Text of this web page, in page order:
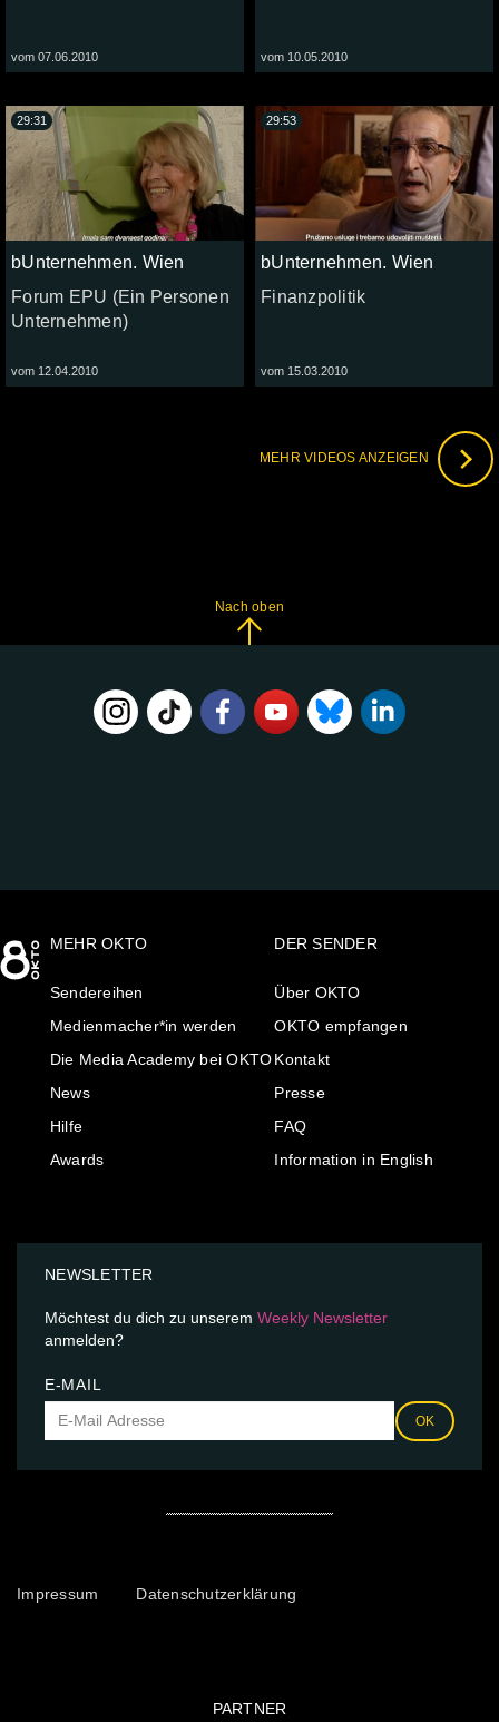
vom 07.06.2010 vom 10.05.2010
bUnternehmen. Wien
Forum EPU (Ein Personen
Unternehmen)
vom 12.04.2010
29:31
bUnternehmen. Wien
Finanzpolitik
vom 15.03.2010
29:53
MEHR VIDEOS ANZEIGEN
Nach oben
MEHR OKTO
Sendereihen
Medienmacher*in werden
Die Media Academy bei OKTO
News
Hilfe
Awards
DER SENDER
Über OKTO
OKTO empfangen
Kontakt
Presse
FAQ
Information in English
NEWSLETTER
Möchtest du dich zu unserem Weekly Newsletter
anmelden?
E-MAIL
OK
Impressum Datenschutzerklärung
PARTNER